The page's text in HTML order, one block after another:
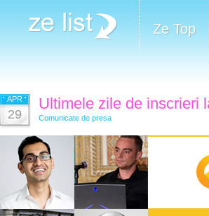
Ze Top
APR
29
Ultimele zile de inscrieri
Comunicate de presa